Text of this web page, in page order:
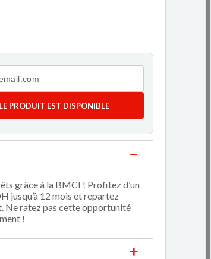
PRODUIT EST DISPONIBLE
grâce à la BMCI ! Profitez d’un
jusqu’à 12 mois et repartez
Ne ratez pas cette opportunité
!